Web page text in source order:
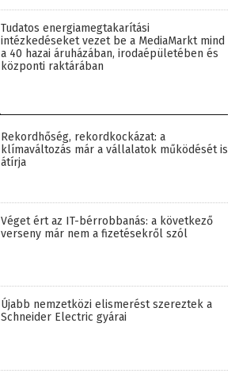
Tudatos energiamegtakarítási
intézkedéseket vezet be a MediaMarkt mind
a 40 hazai áruházában, irodaépületében és
központi raktárában
Rekordhőség, rekordkockázat: a
klímaváltozás már a vállalatok működését is
átírja
Véget ért az IT-bérrobbanás: a következő
verseny már nem a fizetésekről szól
Újabb nemzetközi elismerést szereztek a
Schneider Electric gyárai